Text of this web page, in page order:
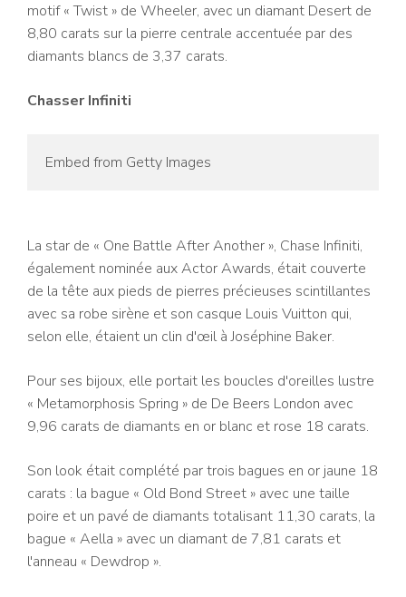
motif « Twist » de Wheeler, avec un diamant Desert de
8,80 carats sur la pierre centrale accentuée par des
diamants blancs de 3,37 carats.
Chasser Infiniti
Embed from Getty Images
La star de « One Battle After Another », Chase Infiniti,
également nominée aux Actor Awards, était couverte
de la tête aux pieds de pierres précieuses scintillantes
avec sa robe sirène et son casque Louis Vuitton qui,
selon elle, étaient un clin d'œil à Joséphine Baker.
Pour ses bijoux, elle portait les boucles d'oreilles lustre
« Metamorphosis Spring » de De Beers London avec
9,96 carats de diamants en or blanc et rose 18 carats.
Son look était complété par trois bagues en or jaune 18
carats : la bague « Old Bond Street » avec une taille
poire et un pavé de diamants totalisant 11,30 carats, la
bague « Aella » avec un diamant de 7,81 carats et
l'anneau « Dewdrop ».